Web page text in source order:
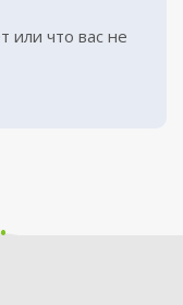
или что вас не